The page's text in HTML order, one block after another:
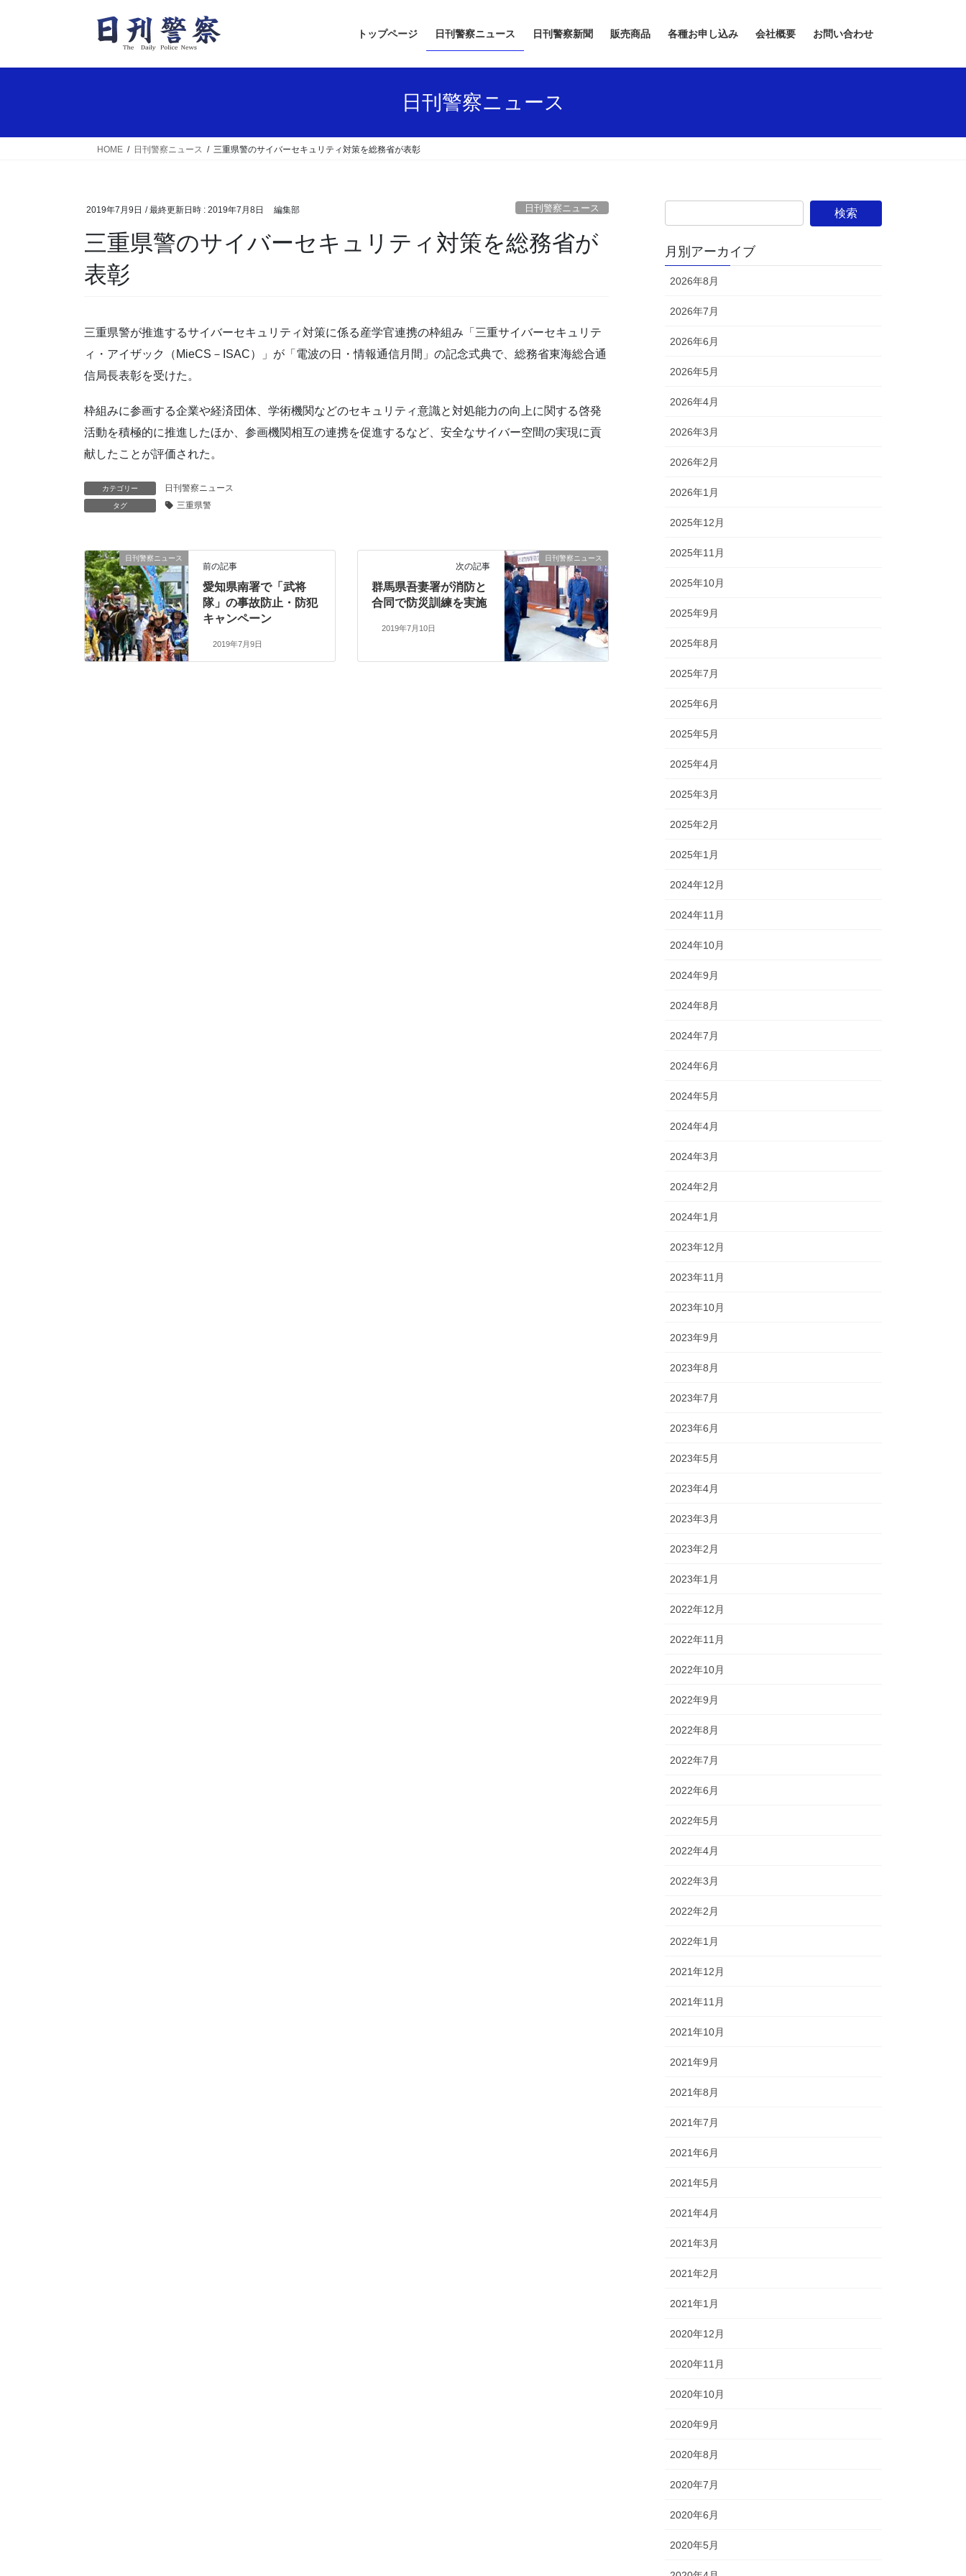
トップページ 日刊警察ニュース 日刊警察新聞 販売商品 各種お申し込み 会社概要 お問い合わせ
日刊警察ニュース
HOME 日刊警察ニュース 三重県警のサイバーセキュリティ対策を総務省が表彰
2019年7月9日 / 最終更新日時 : 2019年7月8日 編集部 日刊警察ニュース
三重県警のサイバーセキュリティ対策を総務省が
表彰
三重県警が推進するサイバーセキュリティ対策に係る産学官連携の枠組み「三重サイバーセキュリテ
ィ・アイザック（MieCS－ISAC）」が「電波の日・情報通信月間」の記念式典で、総務省東海総合通
信局長表彰を受けた。
枠組みに参画する企業や経済団体、学術機関などのセキュリティ意識と対処能力の向上に関する啓発
活動を積極的に推進したほか、参画機関相互の連携を促進するなど、安全なサイバー空間の実現に貢
献したことが評価された。
カテゴリー 日刊警察ニュース
タグ 三重県警
日刊警察ニュース
前の記事
愛知県南署で「武将
隊」の事故防止・防犯
キャンペーン
2019年7月9日
日刊警察ニュース
次の記事
群馬県吾妻署が消防と
合同で防災訓練を実施
2019年7月10日
月別アーカイブ
2026年8月
2026年7月
2026年6月
2026年5月
2026年4月
2026年3月
2026年2月
2026年1月
2025年12月
2025年11月
2025年10月
2025年9月
2025年8月
2025年7月
2025年6月
2025年5月
2025年4月
2025年3月
2025年2月
2025年1月
2024年12月
2024年11月
2024年10月
2024年9月
2024年8月
2024年7月
2024年6月
2024年5月
2024年4月
2024年3月
2024年2月
2024年1月
2023年12月
2023年11月
2023年10月
2023年9月
2023年8月
2023年7月
2023年6月
2023年5月
2023年4月
2023年3月
2023年2月
2023年1月
2022年12月
2022年11月
2022年10月
2022年9月
2022年8月
2022年7月
2022年6月
2022年5月
2022年4月
2022年3月
2022年2月
2022年1月
2021年12月
2021年11月
2021年10月
2021年9月
2021年8月
2021年7月
2021年6月
2021年5月
2021年4月
2021年3月
2021年2月
2021年1月
2020年12月
2020年11月
2020年10月
2020年9月
2020年8月
2020年7月
2020年6月
2020年5月